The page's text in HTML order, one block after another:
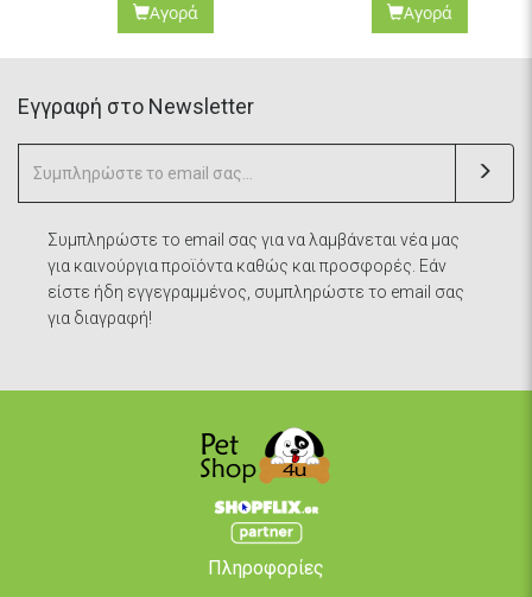
Αγορά Αγορά
Eγγραφή στο Newsletter
Συμπληρώστε το email σας για να λαμβάνεται νέα μας
για καινούργια προϊόντα καθώς και προσφορές. Εάν
είστε ήδη εγγεγραμμένος, συμπληρώστε το email σας
για διαγραφή!
Πληροφορίες